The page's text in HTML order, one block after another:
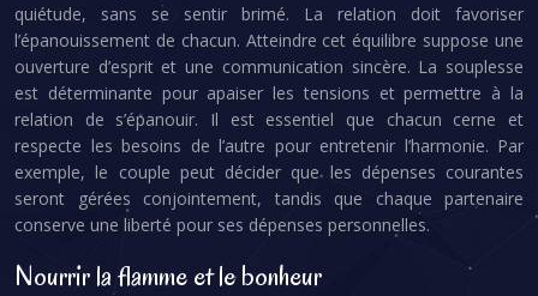
quiétude, sans se sentir brimé. La relation doit favoriser
l’épanouissement de chacun. Atteindre cet équilibre suppose une
ouverture d’esprit et une communication sincère. La souplesse
est déterminante pour apaiser les tensions et permettre à la
relation de s’épanouir. Il est essentiel que chacun cerne et
respecte les besoins de l’autre pour entretenir l’harmonie. Par
exemple, le couple peut décider que les dépenses courantes
seront gérées conjointement, tandis que chaque partenaire
conserve une liberté pour ses dépenses personnelles.
Nourrir la flamme et le bonheur